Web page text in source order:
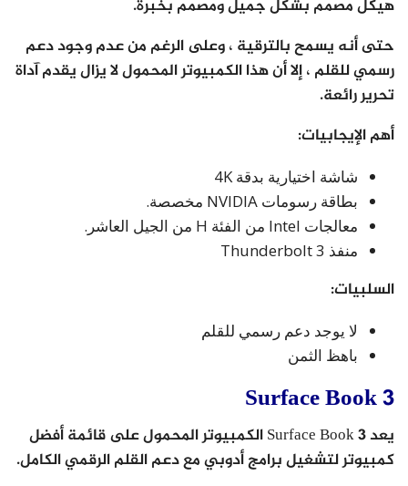
هيكل مصمم بشكل جميل ومصمم بخبرة.
حتى أنه يسمح بالترقية ، وعلى الرغم من عدم وجود دعم
رسمي للقلم ، إلا أن هذا الكمبيوتر المحمول لا يزال يقدم آداة
تحرير رائعة.
أهم الإيجابيات:
شاشة اختيارية بدقة 4K
بطاقة رسومات NVIDIA مخصصة.
معالجات Intel من الفئة H من الجيل العاشر.
منفذ Thunderbolt 3
السلبيات:
لا يوجد دعم رسمي للقلم
باهظ الثمن
Surface Book 3
يعد Surface Book 3 الكمبيوتر المحمول على قائمة أفضل
كمبيوتر لتشغيل برامج أدوبي مع دعم القلم الرقمي الكامل.